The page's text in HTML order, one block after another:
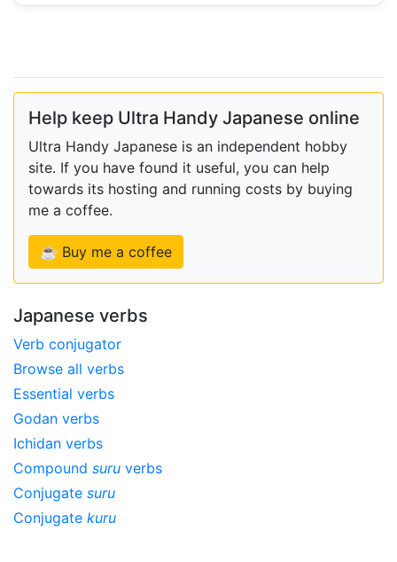
Help keep Ultra Handy Japanese online
Ultra Handy Japanese is an independent hobby
site. If you have found it useful, you can help
towards its hosting and running costs by buying
me a coffee.
☕ Buy me a coffee
Japanese verbs
Verb conjugator
Browse all verbs
Essential verbs
Godan verbs
Ichidan verbs
Compound suru verbs
Conjugate suru
Conjugate kuru